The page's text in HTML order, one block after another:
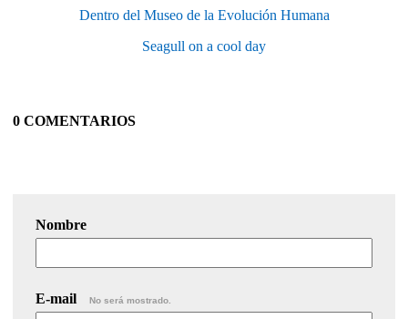
Dentro del Museo de la Evolución Humana
Seagull on a cool day
0 COMENTARIOS
Nombre
E-mail No será mostrado.